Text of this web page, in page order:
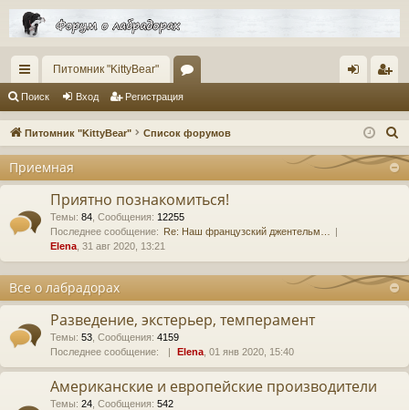
с
ы
и
Питомник "KittyBear"
ор
ум д ис
ац
Поиск Вход Регистрация
Питомник "KittyBear" Список форумов
Приемная
Приятно познакомиться!
Темы: 84 Сообщения: 12255
Последнее сообщение: Re: Наш французский джентельм…
Elena , 31 авг 2020, 13:21
Все о лабрадорах
Разведение, экстерьер, темперамент
Темы: 53 Сообщения: 4159
Последнее сообщение:
Elena , 01 янв 2020, 15:40
Американские и европейские производители
Темы: 24 Сообщения: 542